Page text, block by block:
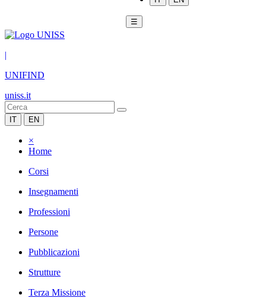
☰
|
UNIFIND
uniss.it
IT EN
×
Home
Corsi
Insegnamenti
Professioni
Persone
Pubblicazioni
Strutture
Terza Missione